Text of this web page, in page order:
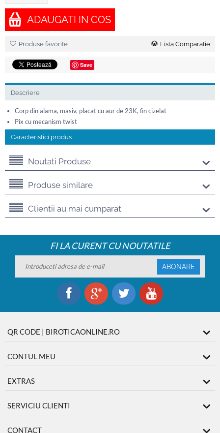
ADAUGATI IN COS
Produse favorite Lista Comparatie
Save
Descriere
Corp din alama, masiv, placat cu aur de 23K, fin cizelat
Pix cu mecanism twist
Caracteristici produs
Noutati Produse
Produse similare
Clientii au mai cumparat
FI LA CURENT CU NOUTATILE
ABONARE
QR CODE | BIROTICAONLINE.RO
CONTUL MEU
EXTRAS
SERVICIU CLIENTI
CONTACT